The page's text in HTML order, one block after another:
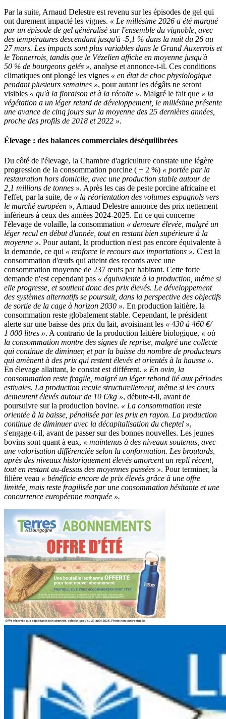
Par la suite, Arnaud Delestre est revenu sur les épisodes de gel qui
ont durement impacté les vignes. « Le millésime 2026 a été marqué
par un épisode de gel généralisé sur l'ensemble du vignoble, avec
des températures descendant jusqu'à -5,1 % dans la nuit du 26 au
27 mars. Les impacts sont plus variables dans le Grand Auxerrois et
le Tonnerrois, tandis que le Vézelien affiche en moyenne jusqu'à
50 % de bourgeons gelés », analyse et annonce-t-il. Ces conditions
climatiques ont plongé les vignes « en état de choc physiologique
pendant plusieurs semaines », pour autant les dégâts ne seront
visibles « qu'à la floraison et à la récolte ». Malgré le fait que « la
végétation a un léger retard de développement, le millésime présente
une avance de cinq jours sur la moyenne des 25 dernières années,
proche des profils de 2018 et 2022 ».
Élevage : des balances commerciales déséquilibrées
Du côté de l'élevage, la Chambre d'agriculture constate une légère
progression de la consommation porcine ( + 2 %) « portée par la
restauration hors domicile, avec une production stable autour de
2,1 millions de tonnes ». Après les cas de peste porcine africaine et
l'effet, par la suite, de « la réorientation des volumes espagnols vers
le marché européen », Arnaud Delestre annonce des prix nettement
inférieurs à ceux des années 2024-2025. En ce qui concerne
l'élevage de volaille, la consommation « demeure élevée, malgré un
léger recul en début d'année, tout en restant bien supérieure à la
moyenne ». Pour autant, la production n'est pas encore équivalente à
la demande, ce qui « renforce le recours aux importations ». C'est la
consommation d'œufs qui atteint des records avec une
consommation moyenne de 237 œufs par habitant. Cette forte
demande n'est cependant pas « équivalente à la production, même si
elle progresse, et soutient donc des prix élevés. Le développement
des systèmes alternatifs se poursuit, dans la perspective des objectifs
de sortie de la cage à horizon 2030 ». En production laitière, la
consommation reste globalement stable. Cependant, le président
alerte sur une baisse des prix du lait, avoisinant les « 430 à 460 €/
1 000 litres ». A contrario de la production laitière biologique, « où
la consommation montre des signes de reprise, malgré une collecte
qui continue de diminuer, et par la baisse du nombre de producteurs
qui amènent à des prix qui restent élevés et orientés à la hausse ».
En élevage allaitant, le constat est différent. « En ovin, la
consommation reste fragile, malgré un léger rebond lié aux périodes
estivales. La production recule structurellement, même si les cours
demeurent élevés autour de 10 €/kg », débute-t-il, avant de
poursuivre sur la production bovine. « La consommation reste
orientée à la baisse, pénalisée par les prix en rayon. La production
continue de diminuer avec la décapitalisation du cheptel »,
s'engage-t-il, avant de passer sur des bonnes nouvelles. Les jeunes
bovins sont quant à eux, « maintenus à des niveaux soutenus, avec
une valorisation différenciée selon la conformation. Les broutards,
après des niveaux historiquement élevés amorcent un repli récent,
tout en restant au-dessus des moyennes passées ». Pour terminer, la
filière veau « bénéficie encore de prix élevés grâce à une offre
limitée, mais reste fragilisée par une consommation hésitante et une
concurrence européenne marquée ».